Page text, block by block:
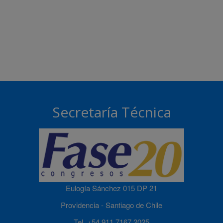
Secretaría Técnica
Eulogía Sánchez 015 DP 21
Providencia - Santiago de Chile